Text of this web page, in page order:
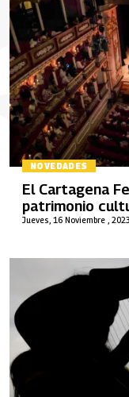
NOVEDADES
Jueves, 16 Noviembre , 2023
El Cartagena
patrimonio